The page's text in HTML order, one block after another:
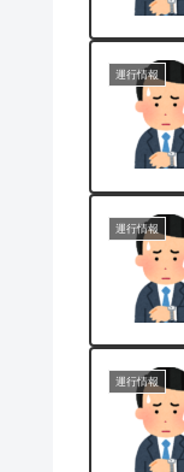
運行情報
運行情報
運行情報